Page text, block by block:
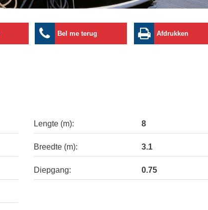
Bel me terug Afdrukken
Lengte (m): 8
Breedte (m): 3.1
Diepgang: 0.75